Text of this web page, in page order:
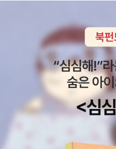
사드립니다.지원도서는 28일 북콘
페이퍼를 올릴 예정...